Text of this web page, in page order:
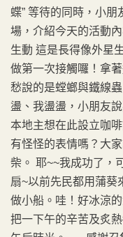
蝶” 等待的同時，小
場，介紹今天的活動
生動 這是長得像外星
做第一次接觸囉！拿
愁說的是螳螂與鐵線
盪、我盪盪，小朋友
本地主想在此設立咖
有怪怪的表情嗎？大
柴。 耶~~我成功了，
扇~以前先民都用蒲葵
做小船。哇！好冰涼
把一下午的辛苦及炙